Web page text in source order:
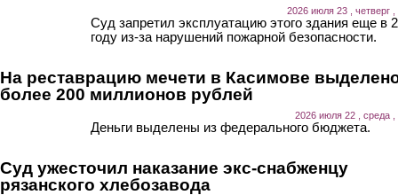
2026 июля 23 , четверг ,
Суд запретил эксплуатацию этого здания еще в
году из-за нарушений пожарной безопасности.
На реставрацию мечети в Касимове
более 200 миллионов рублей
2026 июля 22 , среда ,
Деньги выделены из федерального бюджета.
Суд ужесточил наказание экс-снабженцу
рязанского хлебозавода